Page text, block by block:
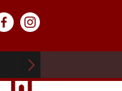
EUR / мес.